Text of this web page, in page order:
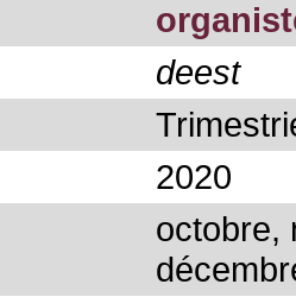
deest
2020
octobre,